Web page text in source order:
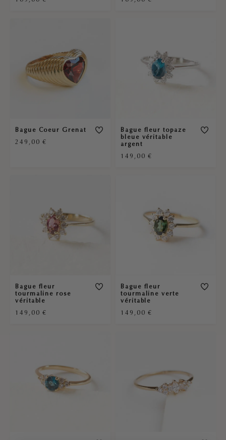
Bague Coeur Grenat
249,00€
Bague fleur topaze
bleue véritable
argent
149,00€
Bague fleur
tourmaline rose
véritable
149,00€
Bague fleur
tourmaline verte
véritable
149,00€